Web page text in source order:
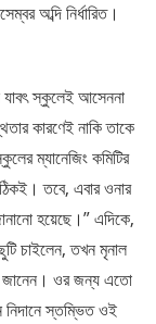
অব্দি নির্ধারিত।
স্কুলেই আসেননা
কারণেই নাকি তাকে
ম্যানেজিং কমিটির
তবে, এবার ওনার
হয়েছে।” এদিকে,
চাইলেন, তখন মৃনাল
জানেন। ওর জন্য এতো
নিদানে স্তম্ভিত ওই